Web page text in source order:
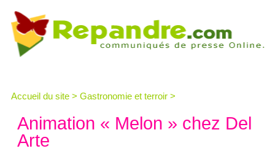
Accueil du site > Gastronomie et terroir >
Animation « Melon » chez Del
Arte